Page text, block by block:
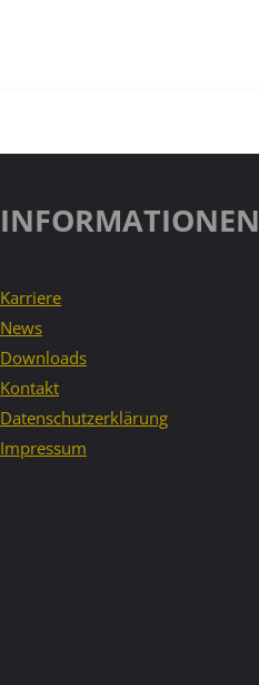
INFORMATIONEN
Karriere
News
Downloads
Kontakt
Datenschutzerklärung
Impressum